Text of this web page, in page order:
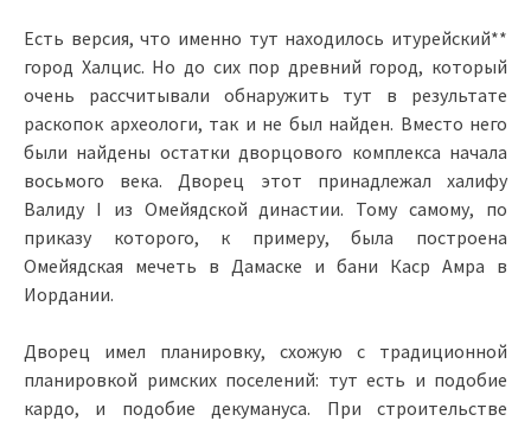
Есть версия, что именно тут находилось итурейский**
город Халцис. Но до сих пор древний город, который
очень рассчитывали обнаружить тут в результате
раскопок археологи, так и не был найден. Вместо него
были найдены остатки дворцового комплекса начала
восьмого века. Дворец этот принадлежал халифу
Валиду I из Омейядской династии. Тому самому, по
приказу которого, к примеру, была построена
Омейядская мечеть в Дамаске и бани Каср Амра в
Иордании.
Дворец имел планировку, схожую с традиционной
планировкой римских поселений: тут есть и подобие
кардо, и подобие декумануса. При строительстве